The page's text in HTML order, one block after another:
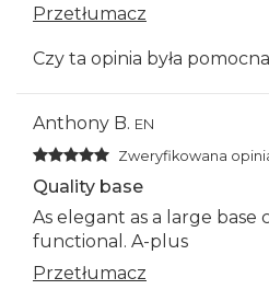
Przetłumacz
Czy ta opinia była
Anthony B. EN
Zweryfikowana
Quality base
As elegant as a large base
functional. A-plus
Przetłumacz